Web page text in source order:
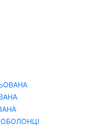
ОБОЛОНЦІ